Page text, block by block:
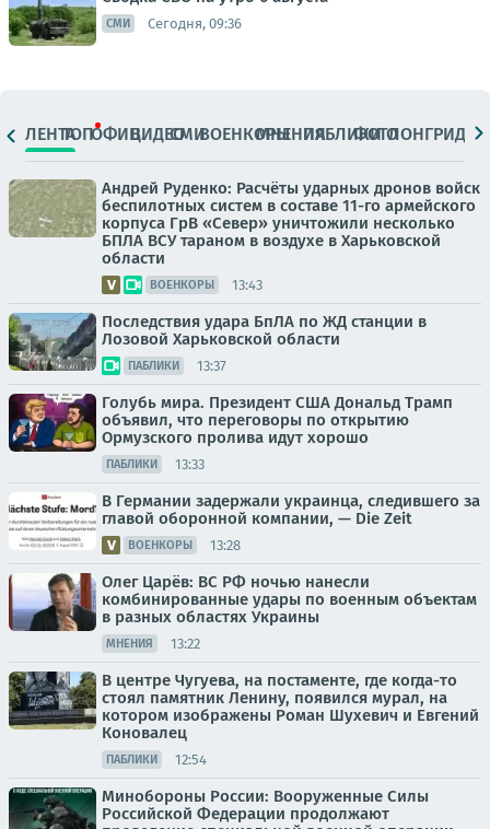
СМИ Сегодня, 09:36
ЛЕНТАТОПОФИЦ.ВИДЕОСМИВОЕНКОРЫМНЕНИЯПАБЛИКИ
ФОТОЛОНГРИДЫ
Андрей Руденко: Расчёты ударных дронов войск
беспилотных систем в составе 11-го армейского
корпуса ГрВ «Север» уничтожили несколько
БПЛА ВСУ тараном в воздухе в Харьковской
области
ВОЕНКОРЫ 13:43
Последствия удара БпЛА по ЖД станции в
Лозовой Харьковской области
ПАБЛИКИ 13:37
Голубь мира. Президент США Дональд Трамп
объявил, что переговоры по открытию
Ормузского пролива идут хорошо
ПАБЛИКИ 13:33
В Германии задержали украинца, следившего за
главой оборонной компании, — Die Zeit
ВОЕНКОРЫ 13:28
Олег Царёв: ВС РФ ночью нанесли
комбинированные удары по военным объектам
в разных областях Украины
МНЕНИЯ 13:22
В центре Чугуева, на постаменте, где когда-то
стоял памятник Ленину, появился мурал, на
котором изображены Роман Шухевич и Евгений
Коновалец
ПАБЛИКИ 12:54
Минобороны России: Вооруженные Силы
Российской Федерации продолжают